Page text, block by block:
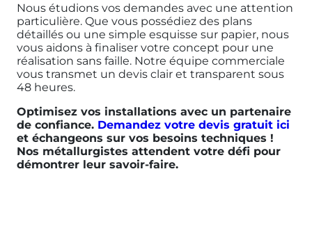
Nous étudions vos demandes avec une attention
particulière. Que vous possédiez des plans
détaillés ou une simple esquisse sur papier, nous
vous aidons à finaliser votre concept pour une
réalisation sans faille. Notre équipe commerciale
vous transmet un devis clair et transparent sous
48 heures.
Optimisez vos installations avec un partenaire
de confiance. Demandez votre devis gratuit ici
et échangeons sur vos besoins techniques !
Nos métallurgistes attendent votre défi pour
démontrer leur savoir-faire.